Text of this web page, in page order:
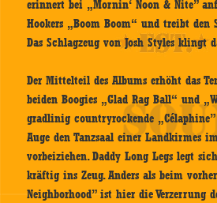
erinnert bei „Mornin‘ Noon & Nite”
Hookers „Boom Boom“ und treibt den
Das Schlagzeug von Josh Styles klingt
Der Mittelteil des Albums erhöht das
beiden Boogies „Glad Rag Ball“ und
gradlinig countryrockende
Auge den Tanzsaal einer Landkirmes
vorbeiziehen. Daddy Long Legs legt
kräftig ins Zeug. Anders als beim
Neighborhood” ist hier die Verzerrung